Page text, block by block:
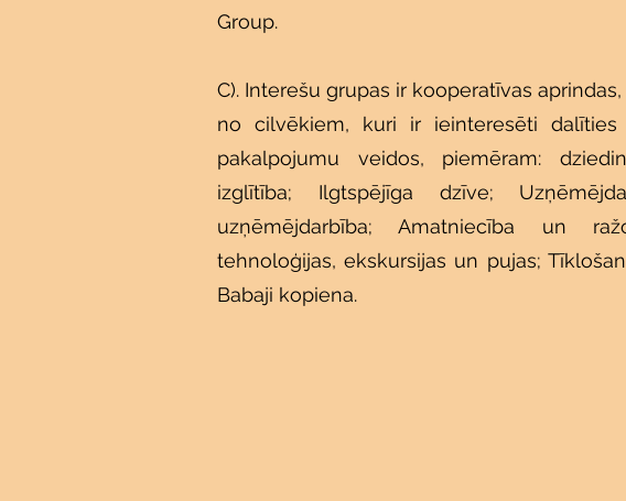
Group.
C). Interešu grupas ir kooperatīvas
no cilvēkiem, kuri ir ieinteresēti dalīties
pakalpojumu veidos, piemēram:
izglītība; Ilgtspējīga dzīve;
uzņēmējdarbība; Amatniecība un
tehnoloģijas, ekskursijas un pujas;
Babaji kopiena.